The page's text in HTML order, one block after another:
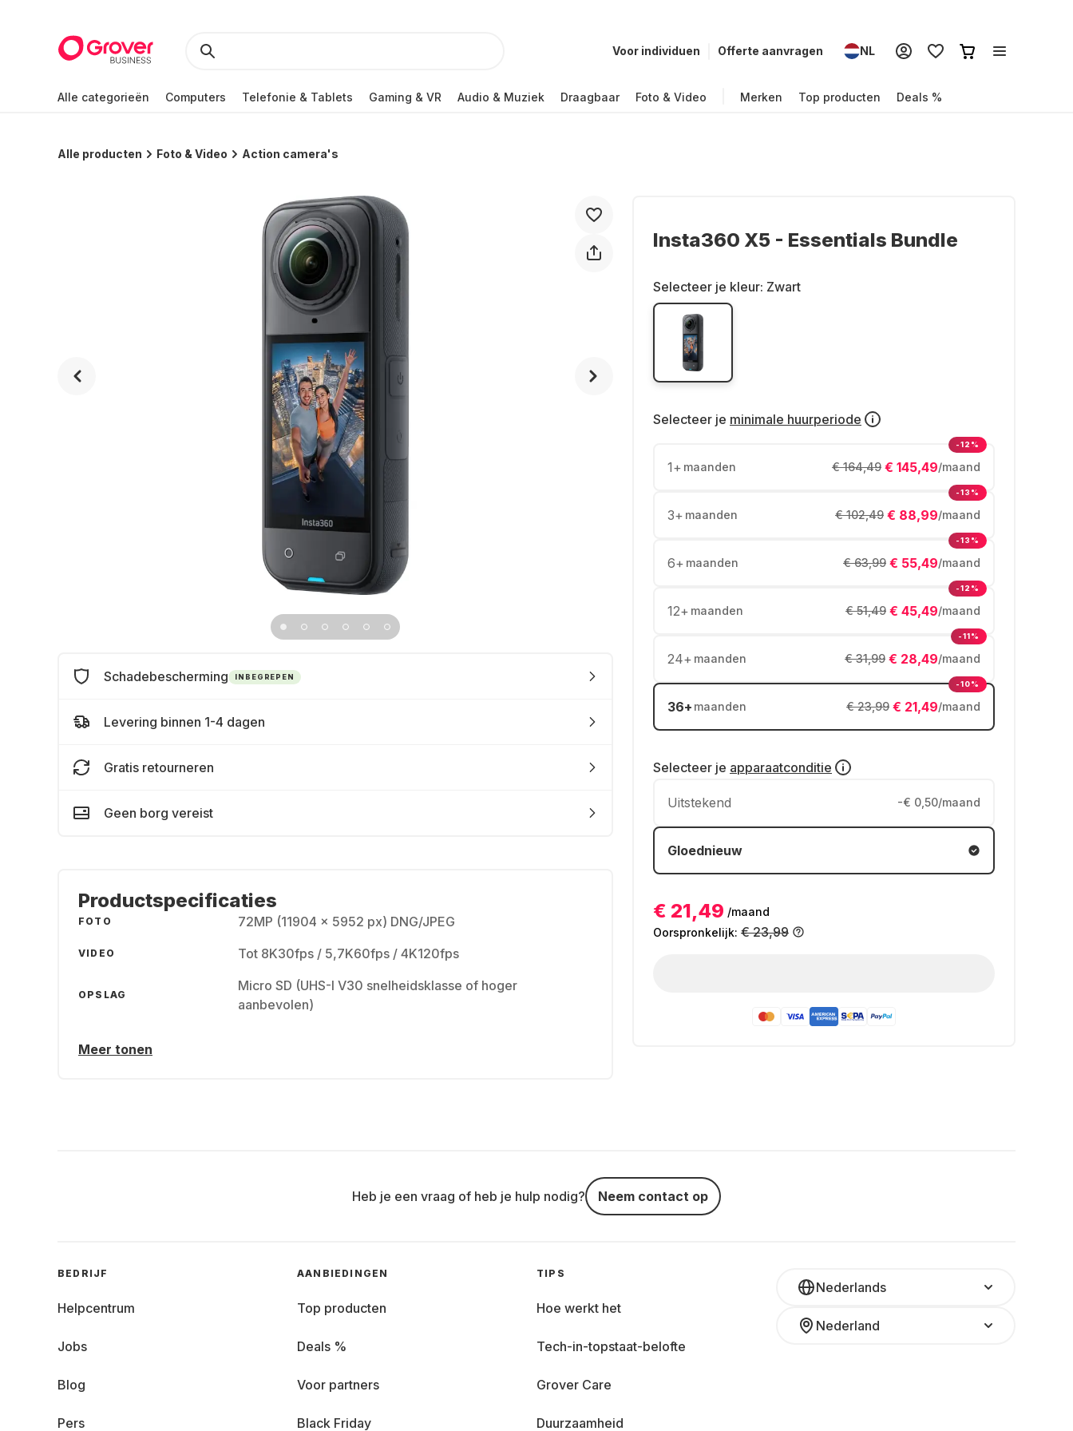
Voor individuen Offerte aanvragen NL
Alle categorieën Computers Telefonie & Tablets Gaming & VR Audio & Muziek Draagbaar Foto & Video Merken Top producten Deals %
Alle producten Foto & Video Action camera's
Insta360 X5 - Essentials Bundle
Selecteer je kleur: Zwart
Selecteer je minimale huurperiode
1+ maanden € 145,49/maand
€ 164,49
-12%
3+ maanden € 88,99/maand
€ 102,49
-13%
6+ maanden € 55,49/maand
€ 63,99
-13%
12+ maanden € 45,49/maand
€ 51,49
-12%
24+ maanden € 28,49/maand
€ 31,99
-11%
36+ maanden € 21,49/maand
€ 23,99
-10%
Selecteer je apparaatconditie
Uitstekend -€ 0,50/maand
Gloednieuw
€ 21,49 /maand
Oorspronkelijk: € 23,99
Schadebescherming INBEGREPEN
Levering binnen 1-4 dagen
Gratis retourneren
Geen borg vereist
Productspecificaties
FOTO 72MP (11904 x 5952 px) DNG/JPEG
VIDEO Tot 8K30fps / 5,7K60fps / 4K120fps
OPSLAG
Micro SD (UHS-I V30 snelheidsklasse of hoger
aanbevolen)
Meer tonen
Heb je een vraag of heb je hulp nodig? Neem contact op
Nederlands
Nederland
BEDRIJF
Helpcentrum
Jobs
Blog
Pers
AANBIEDINGEN
Top producten
Deals %
Voor partners
Black Friday
TIPS
Hoe werkt het
Tech-in-topstaat-belofte
Grover Care
Duurzaamheid